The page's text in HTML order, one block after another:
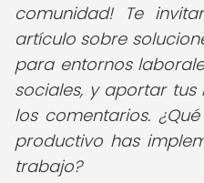
comunidad! Te
artículo sobre
para entornos
sociales, y aportar tus
los comentarios.
productivo has
trabajo?